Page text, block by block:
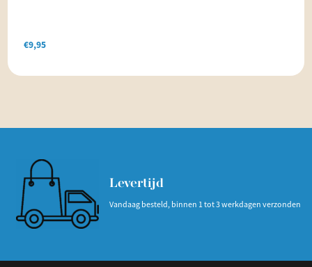
€9,95
Levertijd
Vandaag besteld, binnen 1 tot 3 werkdagen verzonden